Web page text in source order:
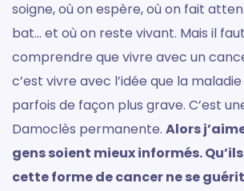
soigne, où on espère, où on fait
bat… et où on reste vivant. Mais il
comprendre que vivre avec un
c’est vivre avec l’idée que la
parfois de façon plus grave. C’est
Damoclès permanente. Alors
gens soient mieux informés.
cette forme de cancer ne se